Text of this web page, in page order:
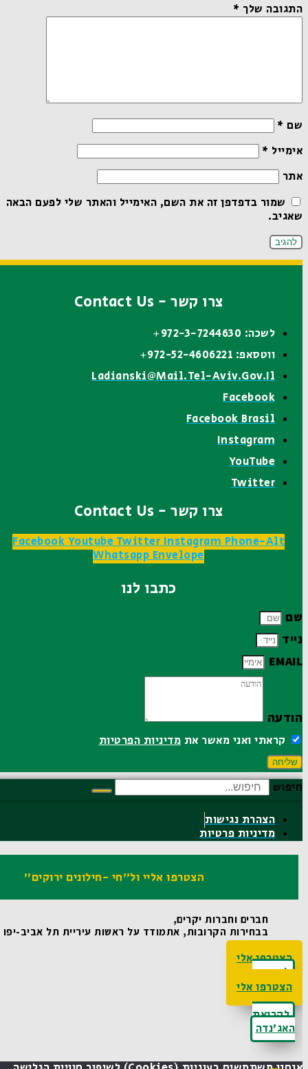
התגובה שלך*
שם*
אימייל*
אתר
שמור בדפדפן זה את השם, האימייל והאתר שלי לפעם הבאה
שאגיב.
צרו קשר - Contact Us
לשכה: 972-3-7244630+
ווטסאפ: 972-52-4606221+
Ladianski@mail.tel-Aviv.gov.il
Facebook
Facebook Brasil
Instagram
YouTube
Twitter
צרו קשר - Contact Us
FacebookYoutubeTwitterInstagramPhone-Alt
WhatsappEnvelope
כתבו לנו
שם
נייד
EMAIL
הודעה
קראתי ואני מאשר אתמדיניות הפרטיות
שליחה
חיפוש
הצהרת נגישות
מדיניות פרטיות
הצטרפו אליי ול"חי -חילונים ירוקים"
חברים וחברות יקרים,
בבחירות הקרובות, אתמודד על ראשות עיריית תל אביב-יפו
הצטרפו אלי
לקריאת
האג'נדה
הצטרפו אלי
לקריאת
האג'נדה